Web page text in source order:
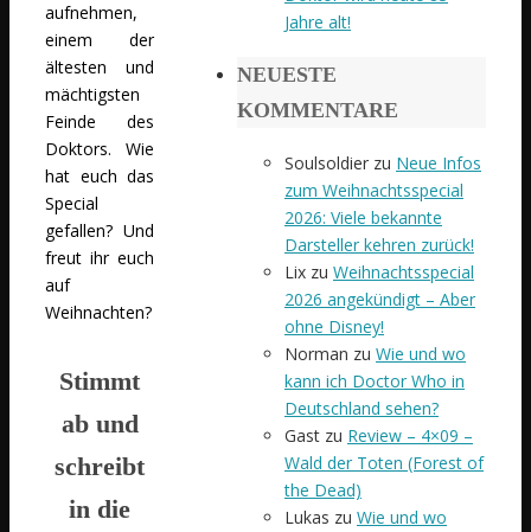
aufnehmen,
einem der
ältesten und
mächtigsten
Feinde des
Doktors. Wie
hat euch das
Special
gefallen? Und
freut ihr euch
auf
Weihnachten?
Stimmt
ab und
schreibt
in die
Jahre alt!
NEUESTE
KOMMENTARE
Soulsoldier zu Neue Infos
zum Weihnachtsspecial
2026: Viele bekannte
Darsteller kehren zurück!
Lix zu Weihnachtsspecial
2026 angekündigt – Aber
ohne Disney!
Norman zu Wie und wo
kann ich Doctor Who in
Deutschland sehen?
Gast zu Review – 4×09 –
Wald der Toten (Forest of
the Dead)
Lukas zu Wie und wo